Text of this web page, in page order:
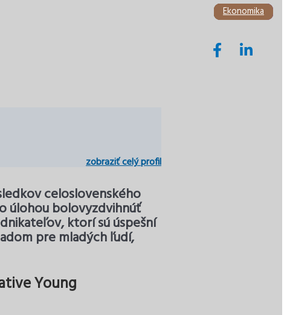
zobraziť celý profil
celoslovenského
úlohou bolovyzdvihnúť
ktorí sú úspešní
pre mladých ľudí,
Young
Ekonomika
Ekonomika
Ekonomika
Ekonomika
Dane
Ekonomika